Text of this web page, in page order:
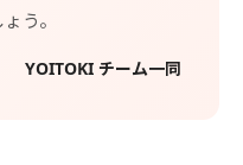
う。
YOITOKI チーム一同